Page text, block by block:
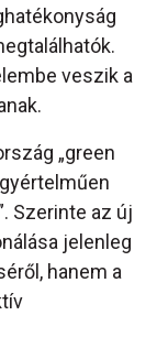
veszik a
„green
Szerinte az új
jelenleg
hanem a